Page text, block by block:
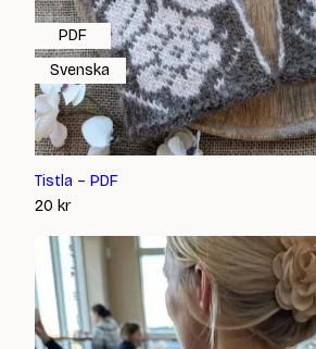
Tistla – PDF
20 kr
PDF
Svenska